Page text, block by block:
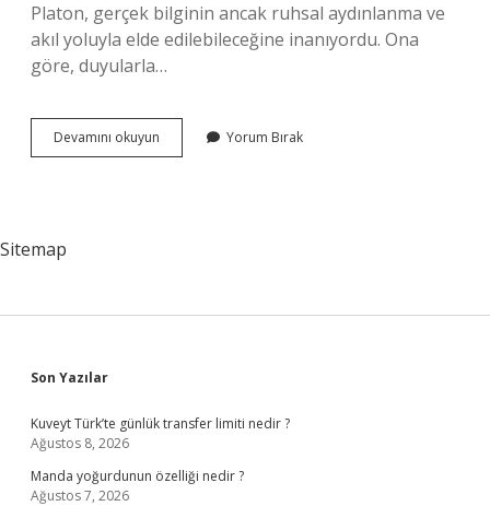
Platon, gerçek bilginin ancak ruhsal aydınlanma ve
akıl yoluyla elde edilebileceğine inanıyordu. Ona
göre, duyularla…
Devamını okuyun
Düalist
Yorum Bırak
Sitemap
Sidebar
Son Yazılar
Kuveyt Türk’te günlük transfer limiti nedir ?
Ağustos 8, 2026
Manda yoğurdunun özelliği nedir ?
Ağustos 7, 2026